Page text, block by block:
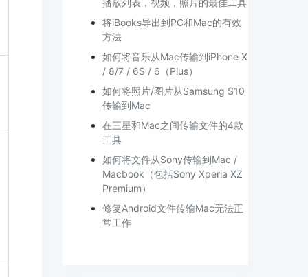
播放列表，视频，照片的最佳工具
将iBooks导出到PC和Mac的有效
方法
如何将音乐从Mac传输到iPhone X
/ 8/7 / 6S / 6（Plus）
如何将照片/图片从Samsung S10
传输到Mac
在三星和Mac之间传输文件的4款
工具
如何将文件从Sony传输到Mac /
Macbook（包括Sony Xperia XZ
Premium）
修复Android文件传输Mac无法正
常工作